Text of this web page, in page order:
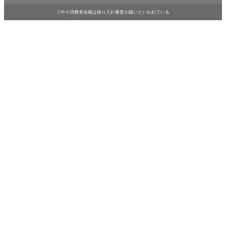
 中小消費者金融は借り入れ審査が緩いといわれている